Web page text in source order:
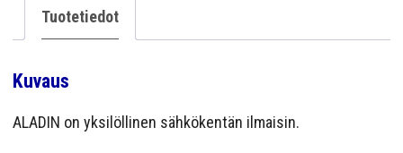
Tuotetiedot
Kuvaus
ALADIN on yksilöllinen sähkökentän ilmaisin.